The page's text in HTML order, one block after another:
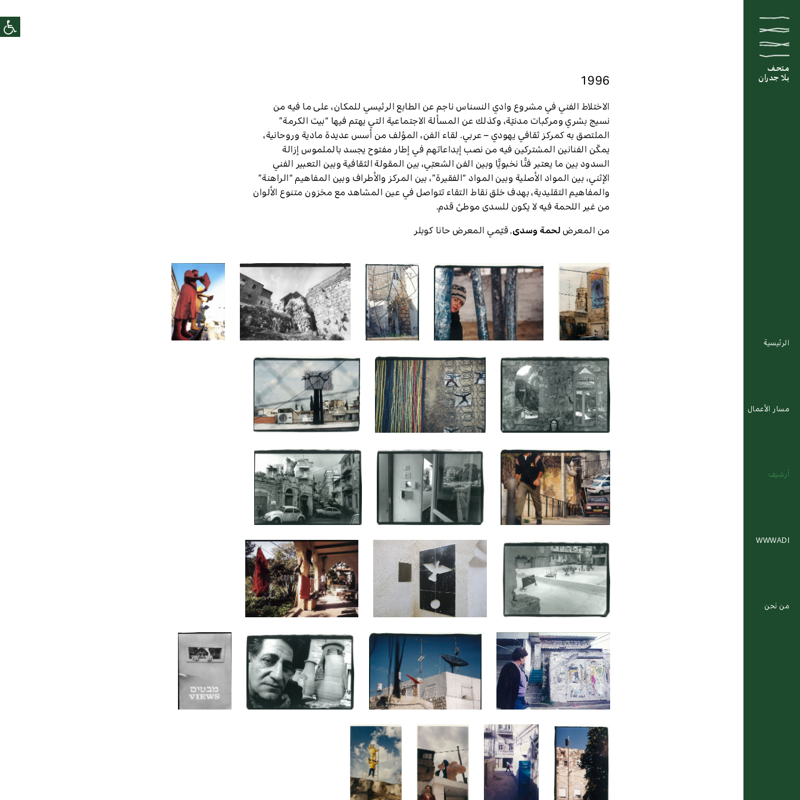
متحف
بلا جدران
متحف
بلا جدران
متحف
بلا جدران
الرئيسية
مسار الأعمال
أرشيف
WWWADI
من نحن
1996
الاختلاط الفني في مشروع وادي النسناس ناجم عن الطابع الرئيسي للمكان، على ما فيه من
نسيج بشري ومركبات مدنيّة، وكذلك عن المسألة الاجتماعية التي يهتم فيها “بيت الكرمة”
الملتصق به كمركز ثقافي يهودي – عربي. لقاء الفن، المؤلف من أسس عديدة مادية وروحانية،
يمكّن الفنانين المشتركين فيه من نصب إبداعاتهم في إطار مفتوح يجسد بالملموس إزالة
السدود بين ما يعتبر فنًّا نخبويًّا وبين الفن الشعبّي، بين المقولة الثقافية وبين التعبير الفني
الإثني، بين المواد الأصلية وبين المواد “الفقيرة”، بين المركز والأطراف وبين المفاهيم “الراهنة”
والمفاهيم التقليدية، بهدف خلق نقاط التقاء تتواصل في عين المشاهد مع مخزون متنوع الألوان
من غير اللحمة فيه لا يكون للسدى موطئ قدم.
من المعرضلحمة وسدى,قيّمي المعرضحانا كوبلر